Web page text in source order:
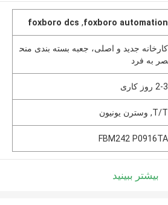
foxboro automation
,
foxboro dcs
کارخانه جدید و اصلی، جعبه بسته بندی منح
صر به فرد
2-3 روز کاری
T/T, وسترن یونیون
FBM242 P0916TA
بیشتر ببینید